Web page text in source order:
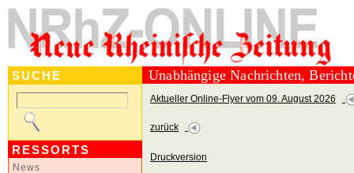
SUCHE
RESSORTS
News
Unabhängige Nachrichten,
Aktueller Online-Flyer vom 09. August 2026
zurück
Druckversion